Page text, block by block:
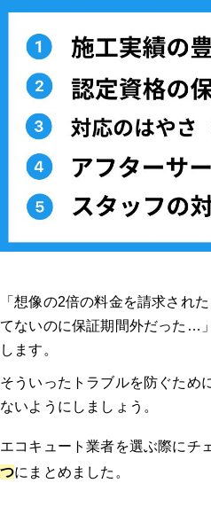
「想像の2倍の料金を請求され
てないのに保証期間外だった…
します。
そういったトラブルを防ぐため
ないようにしましょう。
エコキュート業者を選ぶ際にチ
つにまとめました。